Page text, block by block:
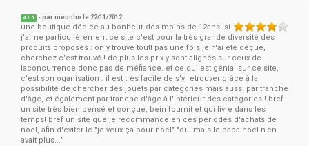
4 / 5 - parmeonho le 22/11/2012
une boutique dédiée au bonheur des moins de 12ans! si
j'aime particulièrement ce site c'est pour la très grande diversité des
produits proposés : on y trouve tout! pas une fois je n'ai été déçue,
cherchez c'est trouvé ! de plus les prix y sont alignés sur ceux de
laconcurrence donc pas de méfiance. et ce qui est génial sur ce site,
c'est son oganisation : il est très facile de s'y retrouver grâce à la
possibilité de chercher des jouets par catégories mais aussi par tranche
d'âge, et également par tranche d'âge à l'intérieur des catégories ! bref
un site très bien pensé et conçue, bein fournit et qui livre dans les
temps! bref un site que je recommande en ces périodes d'achats de
noel, afin d'éviter le "je veux ça pour noel" "oui mais le papa noel n'en
avait plus..."